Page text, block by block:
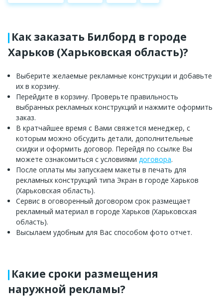
Как заказать Билборд в городе
Харьков (Харьковская область)?
Выберите желаемые рекламные конструкции и добавьте
их в корзину.
Перейдите в корзину. Проверьте правильность
выбранных рекламных конструкций и нажмите оформить
заказ.
В кратчайшее время с Вами свяжется менеджер, с
которым можно обсудить детали, дополнительные
скидки и оформить договор. Перейдя по ссылке Вы
можете ознакомиться с условиями договора.
После оплаты мы запускаем макеты в печать для
рекламных конструкций типа Экран в городе Харьков
(Харьковская область).
Сервис в оговоренный договором срок размещает
рекламный материал в городе Харьков (Харьковская
область).
Высылаем удобным для Вас способом фото отчет.
Какие сроки размещения
наружной рекламы?